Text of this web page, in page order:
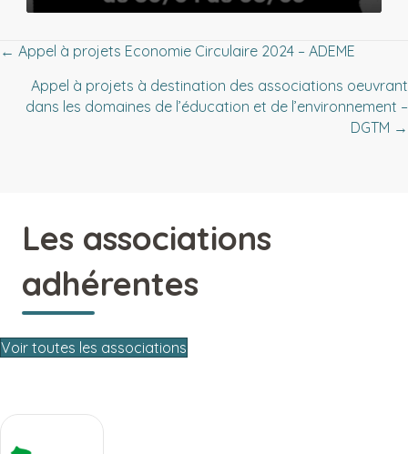
Posts
navigation
← Appel à projets Economie Circulaire 2024 – ADEME
Appel à projets à destination des associations oeuvrant
dans les domaines de l’éducation et de l’environnement –
DGTM →
Les associations
adhérentes
Voir toutes les associations